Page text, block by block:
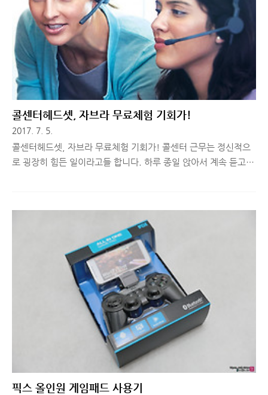
만원대에 판매하는 아이폰XS, 갤럭시S9, 갤럭시S10e 최신기종
강화유리이며, 무려 9,900원 균일가로 판매하고 있습니다. 아이
폰8..
콜센터헤드셋, 자브라 무료체험 기회가!
2017. 7. 5.
콜센터헤드셋, 자브라 무료체험 기회가! 콜센터 근무는 정신적으
로 굉장히 힘든 일이라고들 합니다. 하루 종일 앉아서 계속 듣고
거나 직접 일하고 계신 분들 중, 이런 어려운 점을 느껴본 분이 있
다면 오늘 정보 한 번 살펴보세요! 콜센터 업무는..돌이켜보면 정
신적인 것은 스스로 컨트롤 할 수 있는 방법이 없다고 치더라도 육
체적으로 힘들게 하는 요소들은 회사에서 지원해주길 바란 적이
많았습니다. 이를테면, 고객과 대화할때, 또렷하게 들리지 않아 다
시 얘기해달라고 한 적이 있다거나, 주변 소음이 마이크로 들어가
픽스 올인원 게임패드 사용기